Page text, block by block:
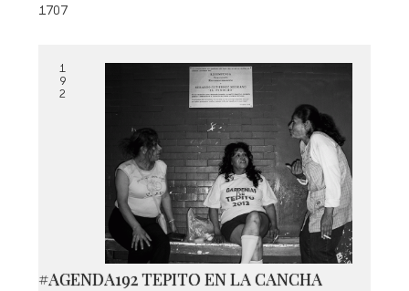
1707
1
9
2
#AGENDA192 TEPITO EN LA CANCHA